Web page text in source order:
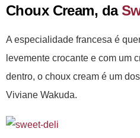
Choux Cream, da
A especialidade francesa é
levemente crocante e com um
dentro, o choux cream é um
Viviane Wakuda.